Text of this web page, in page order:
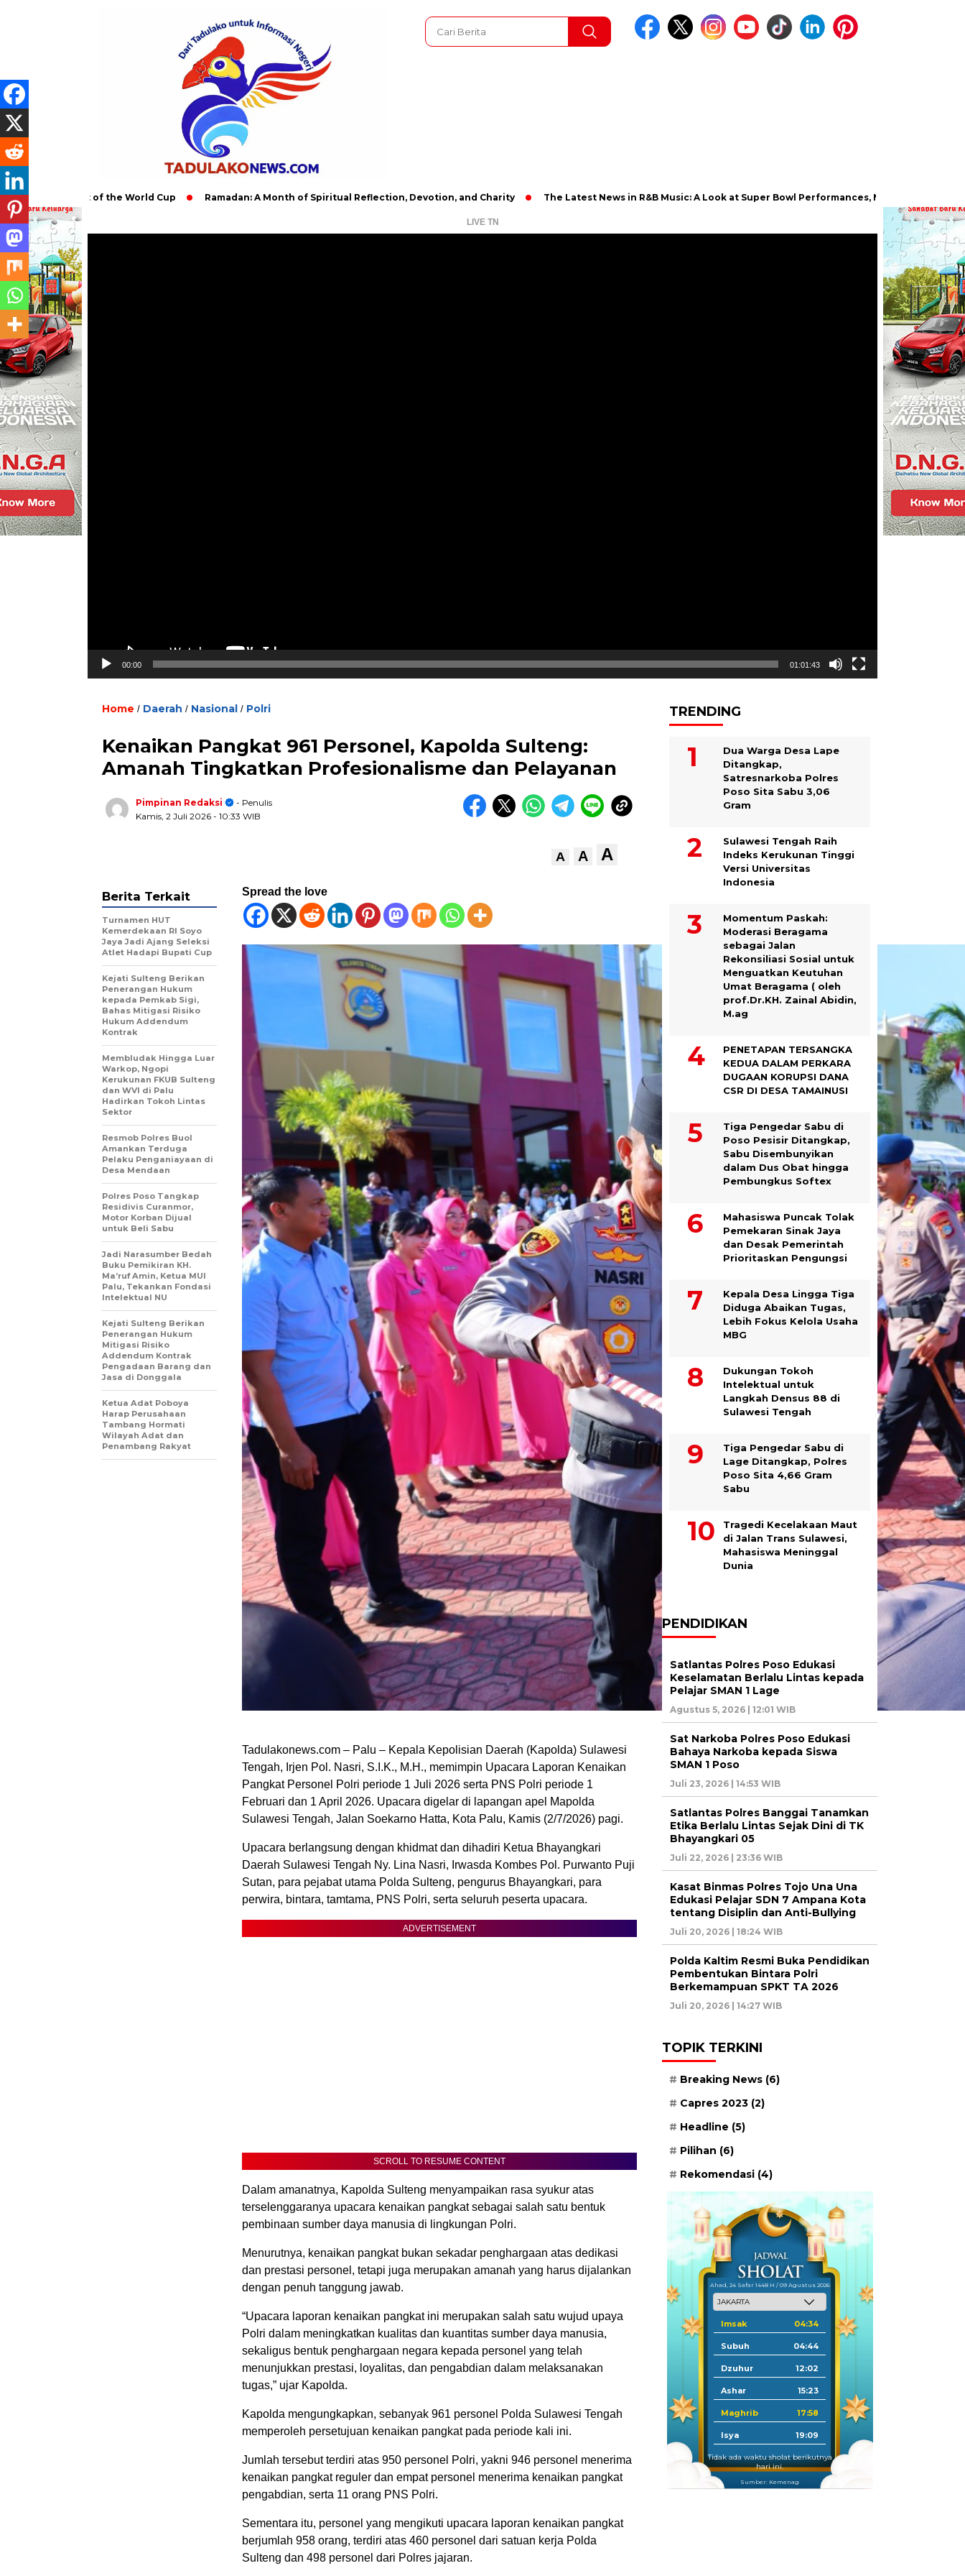
Impact of the World Cup Ramadan: A Month of Spiritual Reflection, Devotion, and Charity The Latest News in R&B Music: A Look at Super Bowl Performances, New Albums, Rising Stars,
LIVE TN
00:00 01:01:43
Home / Daerah / Nasional / Polri
Kenaikan Pangkat 961 Personel, Kapolda Sulteng:
Amanah Tingkatkan Profesionalisme dan Pelayanan
Pimpinan Redaksi
- Penulis
Kamis, 2 Juli 2026 - 10:33 WIB
A A A
Spread the love
Tadulakonews.com – Palu – Kepala Kepolisian Daerah (Kapolda) Sulawesi
Tengah, Irjen Pol. Nasri, S.I.K., M.H., memimpin Upacara Laporan Kenaikan
Pangkat Personel Polri periode 1 Juli 2026 serta PNS Polri periode 1
Februari dan 1 April 2026. Upacara digelar di lapangan apel Mapolda
Sulawesi Tengah, Jalan Soekarno Hatta, Kota Palu, Kamis (2/7/2026) pagi.
Upacara berlangsung dengan khidmat dan dihadiri Ketua Bhayangkari
Daerah Sulawesi Tengah Ny. Lina Nasri, Irwasda Kombes Pol. Purwanto Puji
Sutan, para pejabat utama Polda Sulteng, pengurus Bhayangkari, para
perwira, bintara, tamtama, PNS Polri, serta seluruh peserta upacara.
ADVERTISEMENT
SCROLL TO RESUME CONTENT
Dalam amanatnya, Kapolda Sulteng menyampaikan rasa syukur atas
terselenggaranya upacara kenaikan pangkat sebagai salah satu bentuk
pembinaan sumber daya manusia di lingkungan Polri.
Menurutnya, kenaikan pangkat bukan sekadar penghargaan atas dedikasi
dan prestasi personel, tetapi juga merupakan amanah yang harus dijalankan
dengan penuh tanggung jawab.
“Upacara laporan kenaikan pangkat ini merupakan salah satu wujud upaya
Polri dalam meningkatkan kualitas dan kuantitas sumber daya manusia,
sekaligus bentuk penghargaan negara kepada personel yang telah
menunjukkan prestasi, loyalitas, dan pengabdian dalam melaksanakan
tugas,” ujar Kapolda.
Kapolda mengungkapkan, sebanyak 961 personel Polda Sulawesi Tengah
memperoleh persetujuan kenaikan pangkat pada periode kali ini.
Jumlah tersebut terdiri atas 950 personel Polri, yakni 946 personel menerima
kenaikan pangkat reguler dan empat personel menerima kenaikan pangkat
pengabdian, serta 11 orang PNS Polri.
Sementara itu, personel yang mengikuti upacara laporan kenaikan pangkat
berjumlah 958 orang, terdiri atas 460 personel dari satuan kerja Polda
Sulteng dan 498 personel dari Polres jajaran.
Berita Terkait
Turnamen HUT
Kemerdekaan RI Soyo
Jaya Jadi Ajang Seleksi
Atlet Hadapi Bupati Cup
Kejati Sulteng Berikan
Penerangan Hukum
kepada Pemkab Sigi,
Bahas Mitigasi Risiko
Hukum Addendum
Kontrak
Membludak Hingga Luar
Warkop, Ngopi
Kerukunan FKUB Sulteng
dan WVI di Palu
Hadirkan Tokoh Lintas
Sektor
Resmob Polres Buol
Amankan Terduga
Pelaku Penganiayaan di
Desa Mendaan
Polres Poso Tangkap
Residivis Curanmor,
Motor Korban Dijual
untuk Beli Sabu
Jadi Narasumber Bedah
Buku Pemikiran KH.
Ma’ruf Amin, Ketua MUI
Palu, Tekankan Fondasi
Intelektual NU
Kejati Sulteng Berikan
Penerangan Hukum
Mitigasi Risiko
Addendum Kontrak
Pengadaan Barang dan
Jasa di Donggala
Ketua Adat Poboya
Harap Perusahaan
Tambang Hormati
Wilayah Adat dan
Penambang Rakyat
TRENDING
Dua Warga Desa Lape
Ditangkap,
Satresnarkoba Polres
Poso Sita Sabu 3,06
Gram
Sulawesi Tengah Raih
Indeks Kerukunan Tinggi
Versi Universitas
Indonesia
Momentum Paskah:
Moderasi Beragama
sebagai Jalan
Rekonsiliasi Sosial untuk
Menguatkan Keutuhan
Umat Beragama ( oleh
prof.Dr.KH. Zainal Abidin,
M.ag
PENETAPAN TERSANGKA
KEDUA DALAM PERKARA
DUGAAN KORUPSI DANA
CSR DI DESA TAMAINUSI
Tiga Pengedar Sabu di
Poso Pesisir Ditangkap,
Sabu Disembunyikan
dalam Dus Obat hingga
Pembungkus Softex
Mahasiswa Puncak Tolak
Pemekaran Sinak Jaya
dan Desak Pemerintah
Prioritaskan Pengungsi
Kepala Desa Lingga Tiga
Diduga Abaikan Tugas,
Lebih Fokus Kelola Usaha
MBG
Dukungan Tokoh
Intelektual untuk
Langkah Densus 88 di
Sulawesi Tengah
Tiga Pengedar Sabu di
Lage Ditangkap, Polres
Poso Sita 4,66 Gram
Sabu
Tragedi Kecelakaan Maut
di Jalan Trans Sulawesi,
Mahasiswa Meninggal
Dunia
PENDIDIKAN
Satlantas Polres Poso Edukasi
Keselamatan Berlalu Lintas kepada
Pelajar SMAN 1 Lage
Agustus 5, 2026 | 12:01 WIB
Sat Narkoba Polres Poso Edukasi
Bahaya Narkoba kepada Siswa
SMAN 1 Poso
Juli 23, 2026 | 14:53 WIB
Satlantas Polres Banggai Tanamkan
Etika Berlalu Lintas Sejak Dini di TK
Bhayangkari 05
Juli 22, 2026 | 23:36 WIB
Kasat Binmas Polres Tojo Una Una
Edukasi Pelajar SDN 7 Ampana Kota
tentang Disiplin dan Anti-Bullying
Juli 20, 2026 | 18:24 WIB
Polda Kaltim Resmi Buka Pendidikan
Pembentukan Bintara Polri
Berkemampuan SPKT TA 2026
Juli 20, 2026 | 14:27 WIB
TOPIK TERKINI
Breaking News (6)
Capres 2023 (2)
Headline (5)
Pilihan (6)
Rekomendasi (4)
Ahad, 24 Safar 1448 H / 09 Agustus 2026
Imsak 04:34
Subuh 04:44
Dzuhur 12:02
Ashar 15:23
Maghrib 17:58
Isya 19:09
Tidak ada waktu sholat berikutnya
hari ini.
Sumber: Kemenag